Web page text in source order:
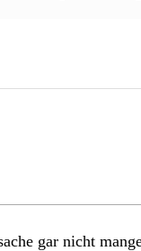
gar nicht